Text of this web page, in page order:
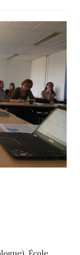
École